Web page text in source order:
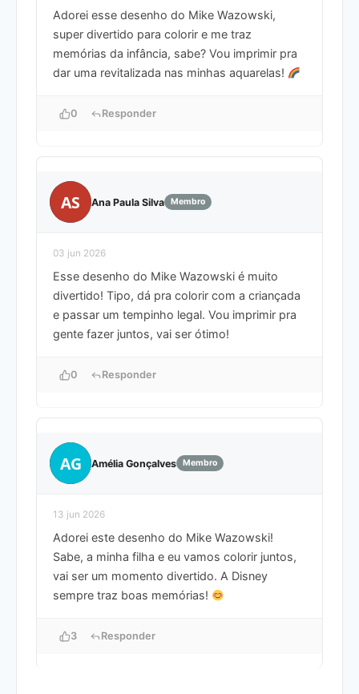
Adorei esse desenho do Mike Wazowski,
super divertido para colorir e me traz
memórias da infância, sabe? Vou imprimir pra
dar uma revitalizada nas minhas aquarelas!
0 Responder
AS Ana Paula Silva Membro
03 jun 2026
Esse desenho do Mike Wazowski é muito
divertido! Tipo, dá pra colorir com a criançada
e passar um tempinho legal. Vou imprimir pra
gente fazer juntos, vai ser ótimo!
0 Responder
AG Amélia Gonçalves Membro
13 jun 2026
Adorei este desenho do Mike Wazowski!
Sabe, a minha filha e eu vamos colorir juntos,
vai ser um momento divertido. A Disney
sempre traz boas memórias!
3 Responder